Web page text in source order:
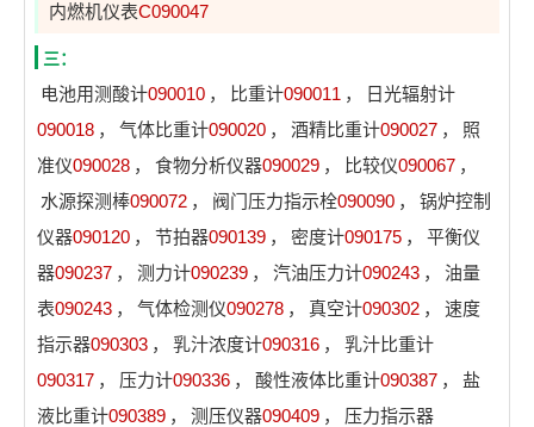
内燃机仪表C090047
三：
电池用测酸计090010 ， 比重计090011 ，
日光辐射计
090018 ， 气体比重计090020 ， 酒精比重计090027 ，
照
准仪090028 ， 食物分析仪器090029 ， 比较仪090067 ，
水源探测棒090072 ， 阀门压力指示栓090090 ，
锅炉控制
仪器090120 ， 节拍器090139 ， 密度计090175 ，
平衡仪
器090237 ， 测力计090239 ， 汽油压力计090243 ，
油量
表090243 ， 气体检测仪090278 ， 真空计090302 ，
速度
指示器090303 ， 乳汁浓度计090316 ，
乳汁比重计
090317 ， 压力计090336 ， 酸性液体比重计090387 ，
盐
液比重计090389 ， 测压仪器090409 ，
压力指示器